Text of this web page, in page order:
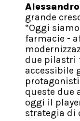
grande
“Oggi
farmacie -
due pilastri
accessibile
queste due
oggi il
strategia di